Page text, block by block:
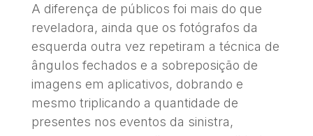
A diferença de públicos foi mais do que
reveladora, ainda que os fotógrafos da
esquerda outra vez repetiram a técnica de
ângulos fechados e a sobreposição de
imagens em aplicativos, dobrando e
mesmo triplicando a quantidade de
presentes nos eventos da sinistra,